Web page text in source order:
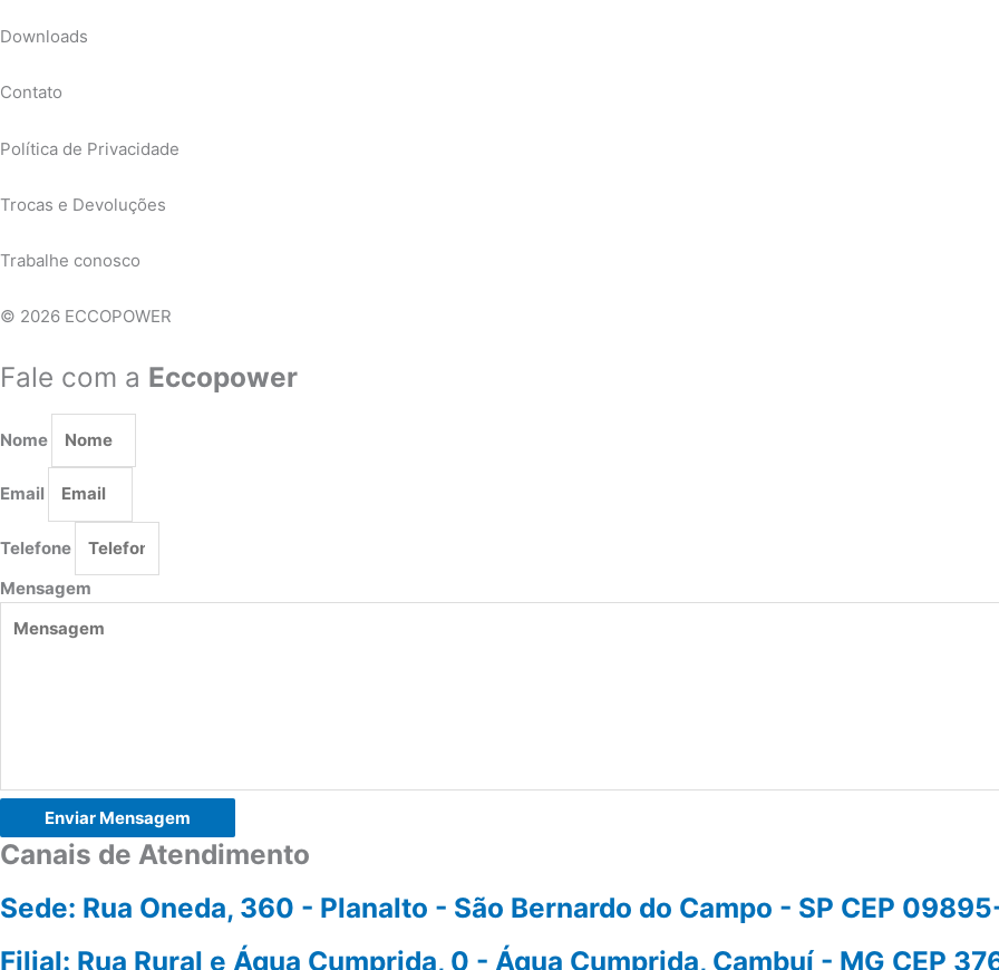
Downloads
Contato
Política de Privacidade
Trocas e Devoluções
Trabalhe conosco
© 2026 ECCOPOWER
Fale com a Eccopower
Nome
Email
Telefone
Mensagem
Enviar Mensagem
Canais de Atendimento
Sede: Rua Oneda, 360 - Planalto - São Bernardo do Campo - SP CEP
Filial: Rua Rural e Água Cumprida, 0 - Água Cumprida, Cambuí - MG CEP